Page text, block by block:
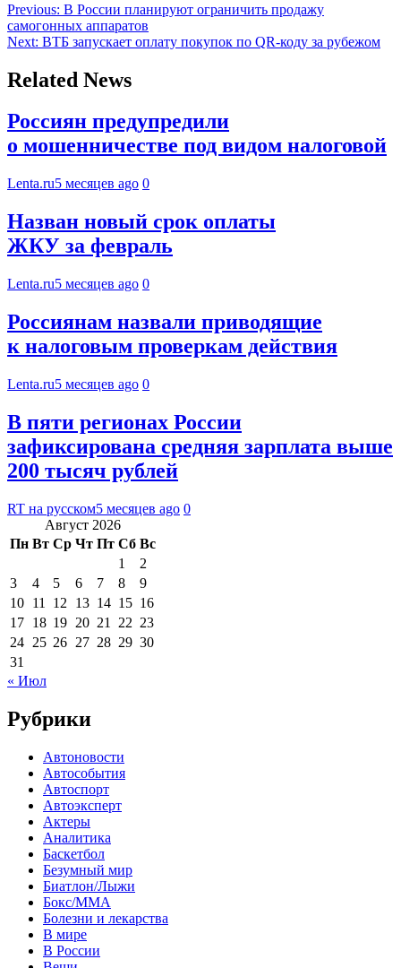
Previous: В России планируют ограничить продажу
самогонных аппаратов
Next: ВТБ запускает оплату покупок по QR-коду за рубежом
Related News
Россиян предупредили
о мошенничестве под видом налоговой
Lenta.ru5 месяцев ago 0
Назван новый срок оплаты
ЖКУ за февраль
Lenta.ru5 месяцев ago 0
Россиянам назвали приводящие
к налоговым проверкам действия
Lenta.ru5 месяцев ago 0
В пяти регионах России
зафиксирована средняя зарплата выше
200 тысяч рублей
RT на русском5 месяцев ago 0
Август 2026
Пн Вт Ср Чт Пт Сб Вс
1
2
3
4 5 6 7 8
9
10 11 12 13 14 15 16
17 18 19 20 21 22 23
24 25 26 27 28 29 30
31
« Июл
Рубрики
Автоновости
Автособытия
Автоспорт
Автоэксперт
Актеры
Аналитика
Баскетбол
Безумный мир
Биатлон/Лыжи
Бокс/MMA
Болезни и лекарства
В мире
В России